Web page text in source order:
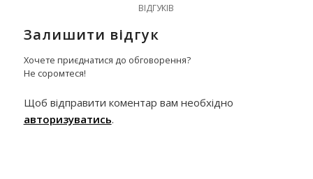
ВІДГУКІВ
Залишити відгук
Хочете приєднатися до обговорення?
Не соромтеся!
Щоб відправити коментар вам необхідно
авторизуватись.